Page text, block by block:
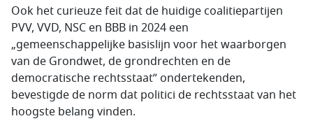
Ook het curieuze feit dat de huidige coalitiepartijen
PVV, VVD, NSC en BBB in 2024 een
„gemeenschappelijke basislijn voor het waarborgen
van de Grondwet, de grondrechten en de
democratische rechtsstaat” ondertekenden,
bevestigde de norm dat politici de rechtsstaat van het
hoogste belang vinden.